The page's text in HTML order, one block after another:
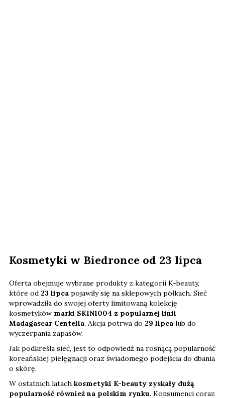
Kosmetyki w Biedronce od 23 lipca
Oferta obejmuje wybrane produkty z kategorii K-beauty,
które od 23 lipca pojawiły się na sklepowych półkach. Sieć
wprowadziła do swojej oferty limitowaną kolekcję
kosmetyków marki SKIN1004 z popularnej linii
Madagascar Centella. Akcja potrwa do 29 lipca lub do
wyczerpania zapasów.
Jak podkreśla sieć, jest to odpowiedź na rosnącą popularność
koreańskiej pielęgnacji oraz świadomego podejścia do dbania
o skórę.
W ostatnich latach kosmetyki K-beauty zyskały dużą
popularność również na polskim rynku. Konsumenci coraz